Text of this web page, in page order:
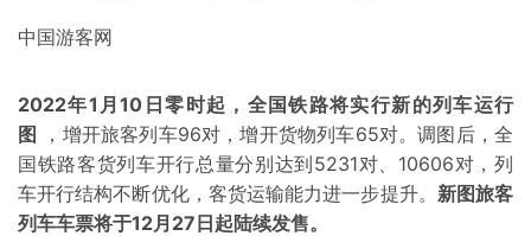
中国游客网
2022年1月10日零时起，全国铁路将实行新的列车运行
图 ，增开旅客列车96对，增开货物列车65对。调图后，全
国铁路客货列车开行总量分别达到5231对、10606对，列
车开行结构不断优化，客货运输能力进一步提升。 新图旅客
列车车票将于12月27日起陆续发售。